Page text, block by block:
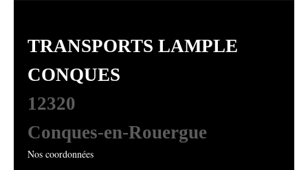
TRANSPORTS LAMPLE
CONQUES
12320
Conques-en-Rouergue
Nos coordonnées